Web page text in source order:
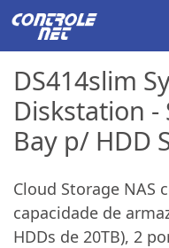
DS414slim
Diskstation -
Bay p/ HDD
Cloud Storage NAS
capacidade de
HDDs de 20TB), 2